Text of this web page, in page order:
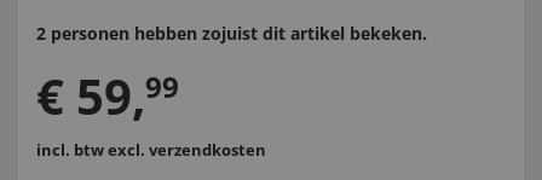
2 personen hebben zojuist dit artikel bekeken.
€ 59,99
incl. btwexcl. verzendkosten